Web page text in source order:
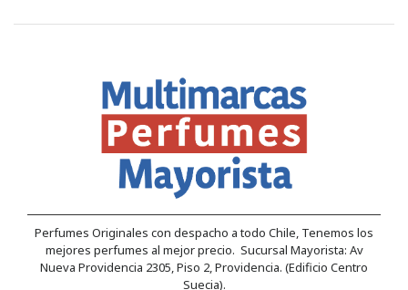
Perfumes Originales con despacho a todo Chile, Tenemos los
mejores perfumes al mejor precio. Sucursal Mayorista: Av
Nueva Providencia 2305, Piso 2, Providencia. (Edificio Centro
Suecia).